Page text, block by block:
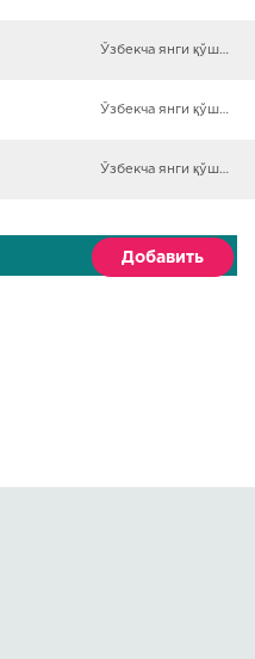
Ўзбекча янги қўшиқлар
Ўзбекча янги қўшиқлар
Ўзбекча янги қўшиқлар
Добавить